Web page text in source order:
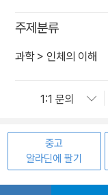
주제분류
과학> 인체의 이해
중고
알라딘에 팔기